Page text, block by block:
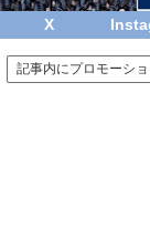
X
記事内にプロモーシ